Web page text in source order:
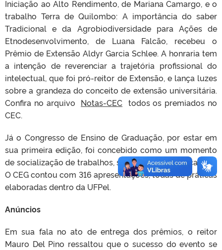
Iniciação ao Alto Rendimento, de Mariana Camargo, e o
trabalho Terra de Quilombo: A importância do saber
Tradicional e da Agrobiodiversidade para Ações de
Etnodesenvolvimento, de Luana Falcão, recebeu o
Prêmio de Extensão Aldyr Garcia Schlee. A honraria tem
a intenção de reverenciar a trajetória profissional do
intelectual, que foi pró-reitor de Extensão, e lança luzes
sobre a grandeza do conceito de extensão universitária.
Confira no arquivo Notas-CEC todos os premiados no
CEC.
Já o Congresso de Ensino de Graduação, por estar em
sua primeira edição, foi concebido como um momento
de socialização de trabalhos, sem caráter classificatório.
O CEG contou com 316 apresentações, todas de práticas
elaboradas dentro da UFPel.
Anúncios
Em sua fala no ato de entrega dos prêmios, o reitor
Mauro Del Pino ressaltou que o sucesso do evento se